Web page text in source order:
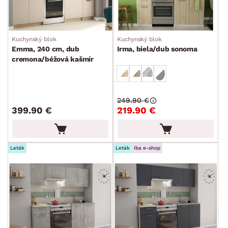
Výpredaj kuchýň
Kúpeľňové sety
Spálňové sety
DEKOR
ROZMERY
Kuchynský blok
Emma, 240 cm, dub
cremona/béžová kašmír
399.90 €
Kuchynský blok
Irma, biela/dub sonoma
219.90 €
249.90 €
Leták Leták Iba e-shop